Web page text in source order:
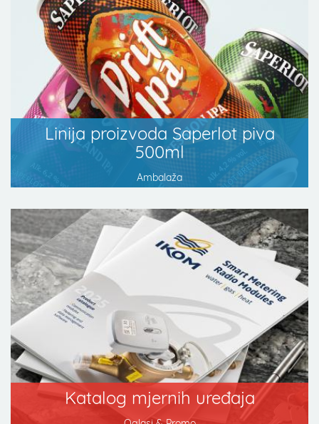
Linija proizvoda Saperlot piva
500ml
Ambalaža
Katalog mjernih uređaja